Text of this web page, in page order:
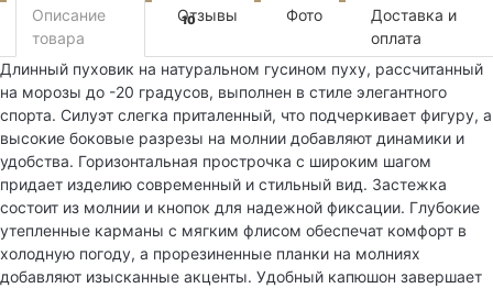
Описание
товара
Отзывы
10 Фото
Доставка и
оплата
Длинный пуховик на натуральном гусином пуху, рассчитанный
на морозы до -20 градусов, выполнен в стиле элегантного
спорта. Силуэт слегка приталенный, что подчеркивает фигуру, а
высокие боковые разрезы на молнии добавляют динамики и
удобства. Горизонтальная прострочка с широким шагом
придает изделию современный и стильный вид. Застежка
состоит из молнии и кнопок для надежной фиксации. Глубокие
утепленные карманы с мягким флисом обеспечат комфорт в
холодную погоду, а прорезиненные планки на молниях
добавляют изысканные акценты. Удобный капюшон завершает